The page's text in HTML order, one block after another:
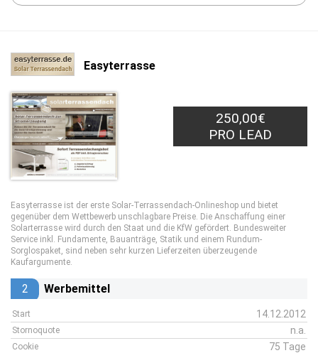
Easyterrasse
250,00€
PRO LEAD
Easyterrasse ist der erste Solar-Terrassendach-Onlineshop und bietet
gegenüber dem Wettbewerb unschlagbare Preise. Die Anschaffung einer
Solarterrasse wird durch den Staat und die KfW gefördert. Bundesweiter
Service inkl. Fundamente, Bauanträge, Statik und einem Rundum-
Sorglospaket, sind neben sehr kurzen Lieferzeiten überzeugende
Kaufargumente.
2 Werbemittel
Start 14.12.2012
Stornoquote n.a.
Cookie 75 Tage